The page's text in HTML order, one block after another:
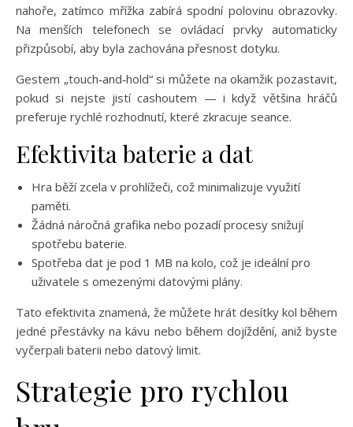
nahoře, zatímco mřížka zabírá spodní polovinu obrazovky.
Na menších telefonech se ovládací prvky automaticky
přizpůsobí, aby byla zachována přesnost dotyku.
Gestem „touch‑and‑hold“ si můžete na okamžik pozastavit,
pokud si nejste jistí cashoutem — i když většina hráčů
preferuje rychlé rozhodnutí, které zkracuje seance.
Efektivita baterie a dat
Hra běží zcela v prohlížeči, což minimalizuje využití
paměti.
Žádná náročná grafika nebo pozadí procesy snižují
spotřebu baterie.
Spotřeba dat je pod 1 MB na kolo, což je ideální pro
uživatele s omezenými datovými plány.
Tato efektivita znamená, že můžete hrát desítky kol během
jedné přestávky na kávu nebo během dojíždění, aniž byste
vyčerpali baterii nebo datový limit.
Strategie pro rychlou